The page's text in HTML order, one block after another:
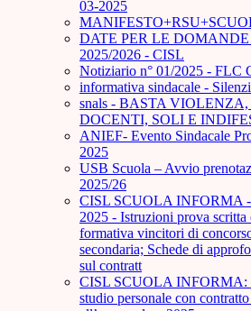
03-2025
DATE PER LE
2025/2026 - CISL
Notiziario n° 01/2025 - FLC
informativa sindacale -
snals - BASTA
DOCENTI, SOLI E
ANIEF- Evento Sindacale
2025
USB Scuola – Avvio
2025/26
CISL SCUOLA INFORMA
2025 - Istruzioni prova
formativa vincitori di
secondaria; Schede di
sul contratt
CISL SCUOLA INFORMA:
studio personale con